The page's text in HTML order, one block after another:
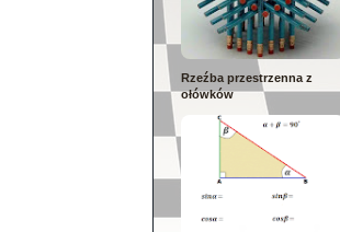
Rzeźba przestrzenna z
ołówków